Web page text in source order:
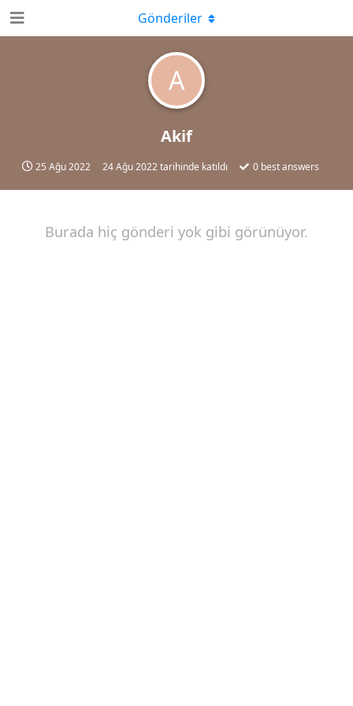
A
Akif
25 Ağu 2022 24 Ağu 2022tarihinde katıldı 0 best answers
Gönderiler
Burada hiç gönderi yok gibi görünüyor.